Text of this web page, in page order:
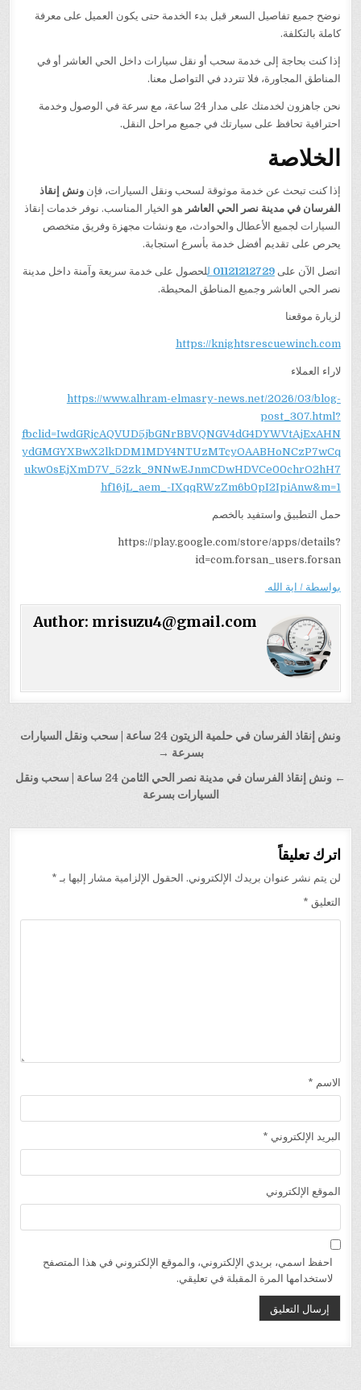
نوضح جميع تفاصيل السعر قبل بدء الخدمة حتى يكون العميل على معرفة
كاملة بالتكلفة.
إذا كنت بحاجة إلى خدمة سحب أو نقل سيارات داخل الحي العاشر أو في
المناطق المجاورة، فلا تتردد في التواصل معنا.
نحن جاهزون لخدمتك على مدار 24 ساعة، مع سرعة في الوصول وخدمة
احترافية تحافظ على سيارتك في جميع مراحل النقل.
الخلاصة
إذا كنت تبحث عن خدمة موثوقة لسحب ونقل السيارات، فإنونش إنقاذ
الفرسان في مدينة نصر الحي العاشر هو الخيار المناسب. نوفر خدمات إنقاذ
السيارات لجميع الأعطال والحوادث، مع ونشات مجهزة وفريق متخصص
يحرص على تقديم أفضل خدمة بأسرع استجابة.
اتصل الآن على01121212729 للحصول على خدمة سريعة وآمنة داخل مدينة
نصر الحي العاشر وجميع المناطق المحيطة.
لزيارة موقعنا
https://knightsrescuewinch.com
لاراء العملاء
https://www.alhram-elmasry-news.net/2026/03/blog-
post_307.html?
fbclid=IwdGRjcAQVUD5jbGNrBBVQNGV4dG4DYWVtAjExAHN
ydGMGYXBwX2lkDDM1MDY4NTUzMTcyOAABHoNCzP7wCq
ukw0sEjXmD7V_52zk_9NNwEJnmCDwHDVCe00chrO2hH7
hf16jL_aem_-IXqqRWzZm6b0pI2IpiAnw&m=1
حمل التطبيق واستفيد بالخصم
https://play.google.com/store/apps/details?
id=com.forsan_users.forsan
بواسطة / اية الله
Author: mrisuzu4@gmail.com
تصفّح
ونش إنقاذ الفرسان في حلمية الزيتون 24 ساعة | سحب ونقل السيارات
بسرعة →
← ونش إنقاذ الفرسان في مدينة نصر الحي الثامن 24 ساعة | سحب ونقل
السيارات بسرعة
اترك تعليقاً
لن يتم نشر عنوان بريدك الإلكتروني. الحقول الإلزامية مشار إليها بـ *
التعليق *
الاسم *
البريد الإلكتروني *
الموقع الإلكتروني
احفظ اسمي، بريدي الإلكتروني، والموقع الإلكتروني في هذا المتصفح
لاستخدامها المرة المقبلة في تعليقي.